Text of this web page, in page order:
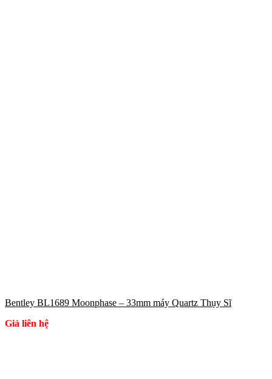
Bentley BL1689 Moonphase – 33mm máy Quartz Thụy Sĩ
Giá liên hệ